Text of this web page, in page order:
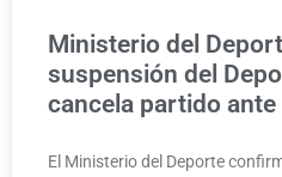
Ministerio del
suspensión del
cancela partido
El Ministerio del Deporte